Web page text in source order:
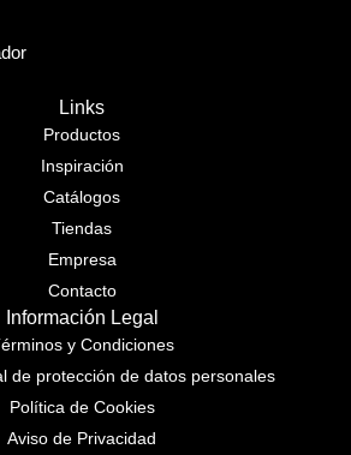
Links
Productos
Inspiración
Catálogos
Tiendas
Empresa
Contacto
Información Legal
y Condiciones
de protección de datos personales
Política de Cookies
Aviso de Privacidad